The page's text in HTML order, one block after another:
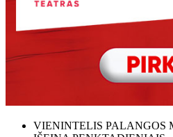
VIENINTELIS PALANGOS